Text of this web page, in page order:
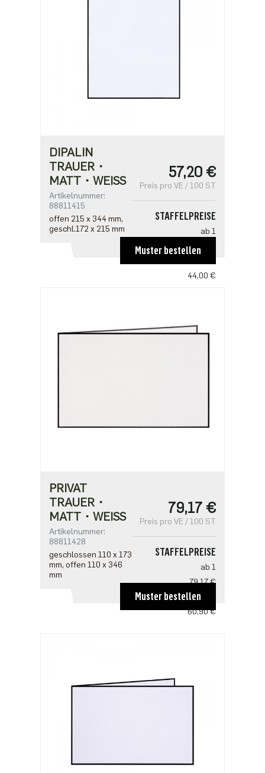
DIPALIN
TRAUER・
MATT・WEISS
Artikelnummer:
88811415
offen 215 x 344 mm,
geschl.172 x 215 mm
57,20 €
Preis pro VE / 100 ST
STAFFELPREISE
ab 1
57,20 €
44,00 €
Muster bestellen
PRIVAT
TRAUER・
MATT・WEISS
Artikelnummer:
88811428
geschlossen 110 x 173
mm, offen 110 x 346
mm
79,17 €
Preis pro VE / 100 ST
STAFFELPREISE
ab 1
79,17 €
ab 5
60,90 €
Muster bestellen